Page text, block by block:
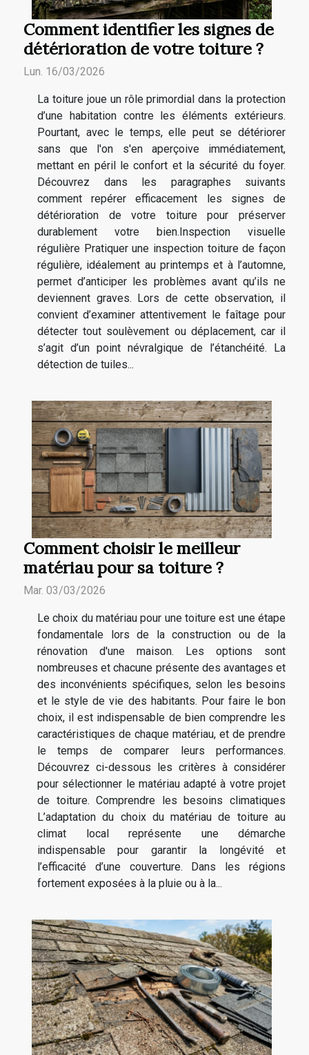
Comment identifier les signes de
détérioration de votre toiture ?
Lun. 16/03/2026
La toiture joue un rôle primordial dans la protection
d’une habitation contre les éléments extérieurs.
Pourtant, avec le temps, elle peut se détériorer
sans que l'on s'en aperçoive immédiatement,
mettant en péril le confort et la sécurité du foyer.
Découvrez dans les paragraphes suivants
comment repérer efficacement les signes de
détérioration de votre toiture pour préserver
durablement votre bien.Inspection visuelle
régulière Pratiquer une inspection toiture de façon
régulière, idéalement au printemps et à l’automne,
permet d’anticiper les problèmes avant qu’ils ne
deviennent graves. Lors de cette observation, il
convient d’examiner attentivement le faîtage pour
détecter tout soulèvement ou déplacement, car il
s’agit d’un point névralgique de l’étanchéité. La
détection de tuiles...
Comment choisir le meilleur
matériau pour sa toiture ?
Mar. 03/03/2026
Le choix du matériau pour une toiture est une étape
fondamentale lors de la construction ou de la
rénovation d'une maison. Les options sont
nombreuses et chacune présente des avantages et
des inconvénients spécifiques, selon les besoins
et le style de vie des habitants. Pour faire le bon
choix, il est indispensable de bien comprendre les
caractéristiques de chaque matériau, et de prendre
le temps de comparer leurs performances.
Découvrez ci-dessous les critères à considérer
pour sélectionner le matériau adapté à votre projet
de toiture. Comprendre les besoins climatiques
L’adaptation du choix du matériau de toiture au
climat local représente une démarche
indispensable pour garantir la longévité et
l’efficacité d’une couverture. Dans les régions
fortement exposées à la pluie ou à la...